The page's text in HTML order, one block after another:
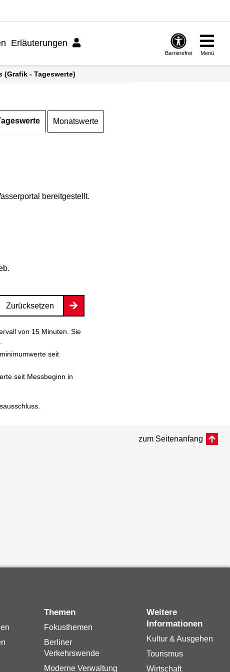
Erläuterungen
Barrierefrei Menü
(Grafik - Tageswerte)
Monatswerte
bereitgestellt.
Zurücksetzen
von 15 Minuten. Sie
seit
seit Messbeginn in
.
zum Seitenanfang
Themen
Fokusthemen
Berliner
Verkehrswende
Moderne Verwaltung
Weitere
Informationen
Kultur & Ausgehen
Tourismus
Wirtschaft